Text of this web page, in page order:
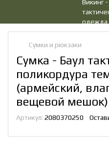
Сумки и рюкзаки
Сумка - Баул
поликордура
(армейский,
вещевой мешок)
Артикул: 2080370250